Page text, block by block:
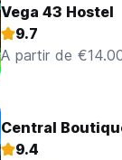
Vega 43 Hostel
9.7
A partir de
Central
9.4